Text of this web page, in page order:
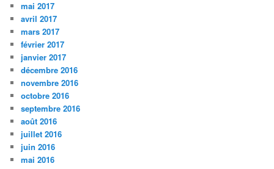
mai 2017
avril 2017
mars 2017
février 2017
janvier 2017
décembre 2016
novembre 2016
octobre 2016
septembre 2016
août 2016
juillet 2016
juin 2016
mai 2016